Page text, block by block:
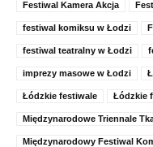
Festiwal Kamera Akcja
festiwal komiksu w Łodzi
festiwal teatralny w Łodzi
imprezy masowe w Łodzi
Łódzkie festiwale Łódzkie
Międzynarodowe Triennale
Międzynarodowy Festiwal